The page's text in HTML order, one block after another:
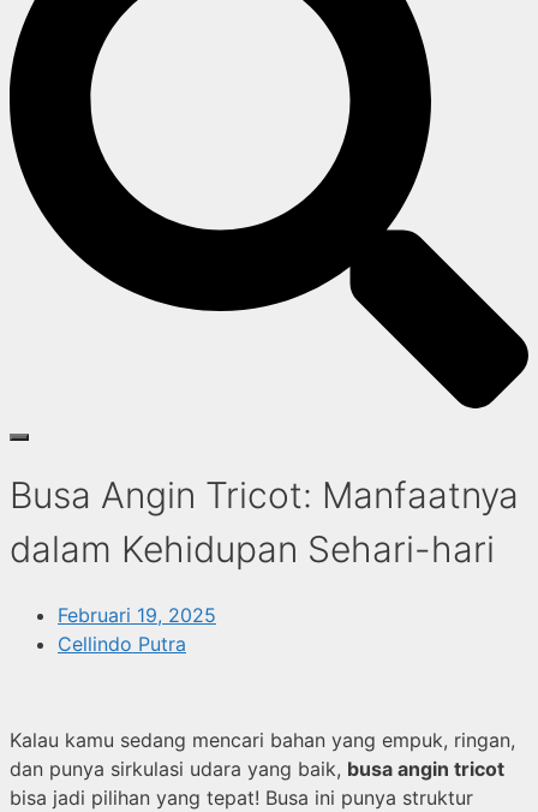
Busa Angin Tricot: Manfaatnya
dalam Kehidupan Sehari-hari
Februari 19, 2025
Cellindo Putra
Kalau kamu sedang mencari bahan yang empuk, ringan,
dan punya sirkulasi udara yang baik, busa angin tricot
bisa jadi pilihan yang tepat! Busa ini punya struktur